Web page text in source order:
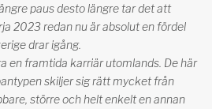
paus desto längre tar det att
2023 redan nu är absolut en fördel
drar igång.
en framtida karriär utomlands. De här
skiljer sig rätt mycket från
större och helt enkelt en annan